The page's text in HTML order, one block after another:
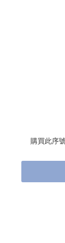
購買此序